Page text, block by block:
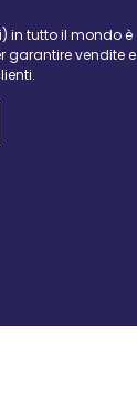
in tutto il mondo è
garantire vendite e